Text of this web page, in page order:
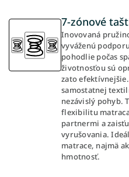
7-zónové
Inovovaná
vyváženú
pohodlie počas
životnosťou sú
zato
samostatnej
nezávislý pohyb.
flexibilitu
partnermi a
vyrušovania.
matrace, najmä
hmotnosť.